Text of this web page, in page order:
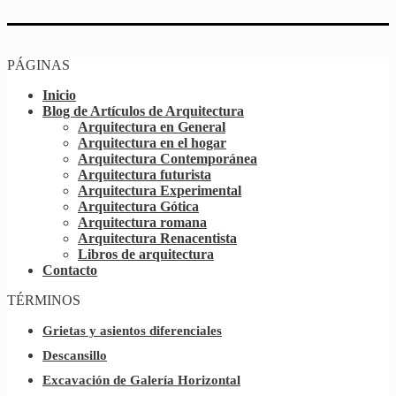
PÁGINAS
Inicio
Blog de Artículos de Arquitectura
Arquitectura en General
Arquitectura en el hogar
Arquitectura Contemporánea
Arquitectura futurista
Arquitectura Experimental
Arquitectura Gótica
Arquitectura romana
Arquitectura Renacentista
Libros de arquitectura
Contacto
TÉRMINOS
Grietas y asientos diferenciales
Descansillo
Excavación de Galería Horizontal